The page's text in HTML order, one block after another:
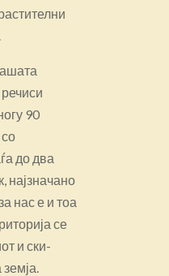
90
до два
најзначано
нас е и тоа
се
и ски-